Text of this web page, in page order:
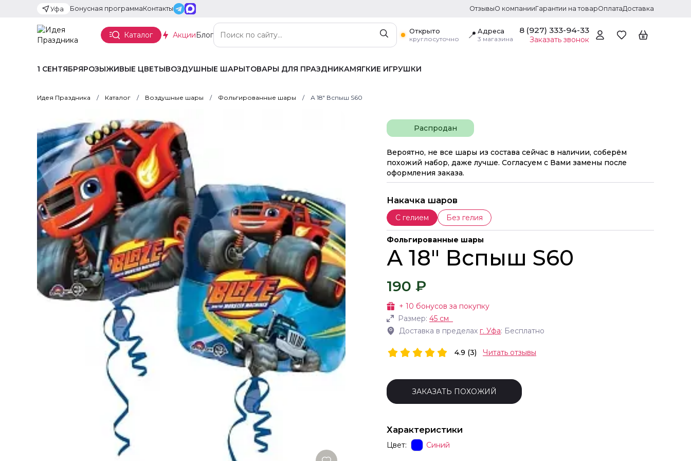
Уфа Бонусная программаКонтакты ОтзывыО компанииГарантии на товарОплатаДоставка
Каталог АкцииБлог
Открыто
круглосуточно
📍 Адреса
3 магазина
8 (927) 333-94-33
Заказать звонок
1 СЕНТЯБРЯРОЗЫЖИВЫЕ ЦВЕТЫВОЗДУШНЫЕ ШАРЫТОВАРЫ ДЛЯ ПРАЗДНИКАМЯГКИЕ ИГРУШКИ
Идея Праздника Каталог Воздушные шары Фольгированные шары А 18" Вспыш S60
Распродан
Вероятно, не все шары из состава сейчас в наличии, соберём
похожий набор, даже лучше. Согласуем с Вами замены после
оформления заказа.
Накачка шаров
С гелием Без гелия
Фольгированные шары
А 18" Вспыш S60
190 ₽
+ 10 бонусов за покупку
Размер: 45 см
Доставка в пределах г. Уфа: Бесплатно
4.9 (3) Читать отзывы
ЗАКАЗАТЬ ПОХОЖИЙ
Характеристики
Цвет: Синий